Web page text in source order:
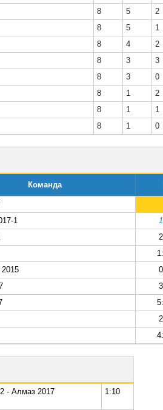
8 5
2
8 5
1
8 4
2
8 3
3
8 3
0
8 1
2
8 1
1
8 1 0
Команда
1
- Алмаз 2017 1:10